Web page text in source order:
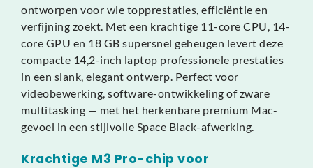
ontworpen voor wie topprestaties, efficiëntie en
verfijning zoekt. Met een krachtige 11-core CPU, 14-
core GPU en 18 GB supersnel geheugen levert deze
compacte 14,2-inch laptop professionele prestaties
in een slank, elegant ontwerp. Perfect voor
videobewerking, software-ontwikkeling of zware
multitasking — met het herkenbare premium Mac-
gevoel in een stijlvolle Space Black-afwerking.
Krachtige M3 Pro-chip voor